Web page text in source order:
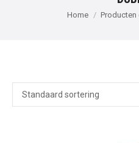
Je bent hier:
Home Producten